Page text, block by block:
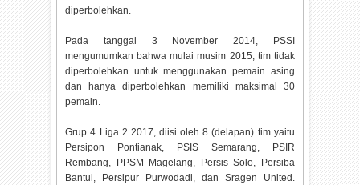
diperbolehkan.
Pada tanggal 3 November 2014, PSSI
mengumumkan bahwa mulai musim 2015, tim tidak
diperbolehkan untuk menggunakan pemain asing
dan hanya diperbolehkan memiliki maksimal 30
pemain.
Grup 4 Liga 2 2017, diisi oleh 8 (delapan) tim yaitu
Persipon Pontianak, PSIS Semarang, PSIR
Rembang, PPSM Magelang, Persis Solo, Persiba
Bantul, Persipur Purwodadi, dan Sragen United.